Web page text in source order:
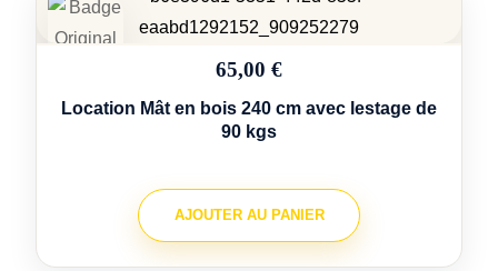
65,00 €
Location Mât en bois 240 cm avec lestage de
90 kgs
AJOUTER AU PANIER